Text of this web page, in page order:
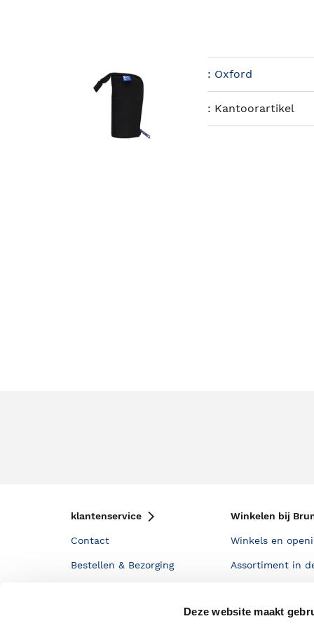
Deze website maakt
: Oxford
: Kantoorartikel
klantenservice
Contact
Bestellen & Bezorging
Annuleren & Retourneren
Winkelen bij
Winkels en
Assortiment in
Cadeauboxen